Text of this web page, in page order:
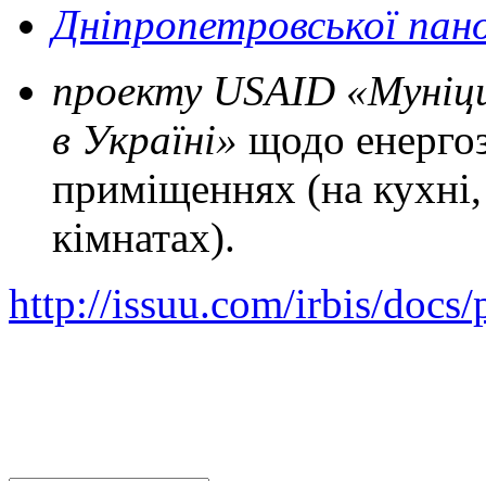
Дніпропетровської
проекту USAID
в Україні» щодо
приміщеннях (на кухні,
кімнатах).
http://issuu.com/irbis/docs/